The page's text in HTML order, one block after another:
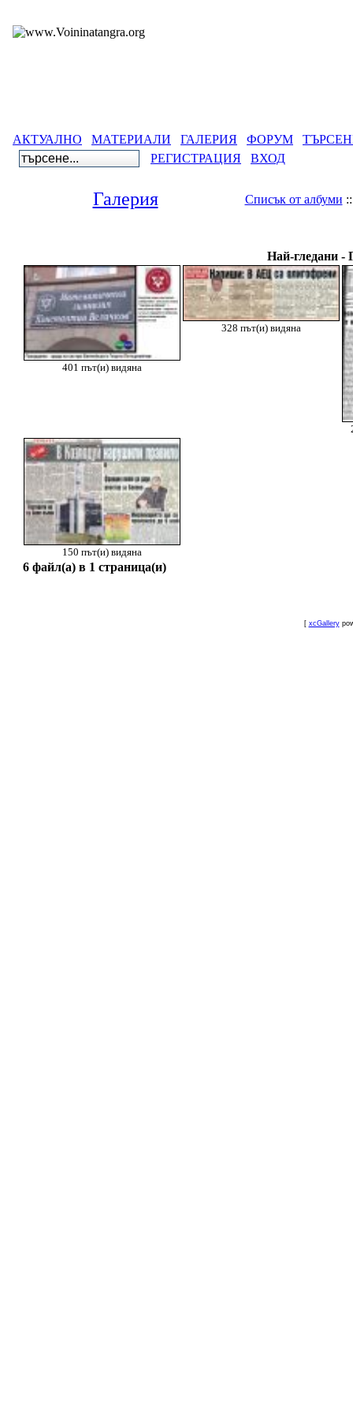
АКТУАЛНО МАТЕРИАЛИ ГАЛЕРИЯ ФОРУМ
РЕГИСТРАЦИЯ
ВХОД
Галерия Списък от албуми
Най-гледани -
401 път(и) видяна
328 път(и) видяна
150 път(и) видяна
6 файл(а) в 1 страница(и)
[ xcGallery